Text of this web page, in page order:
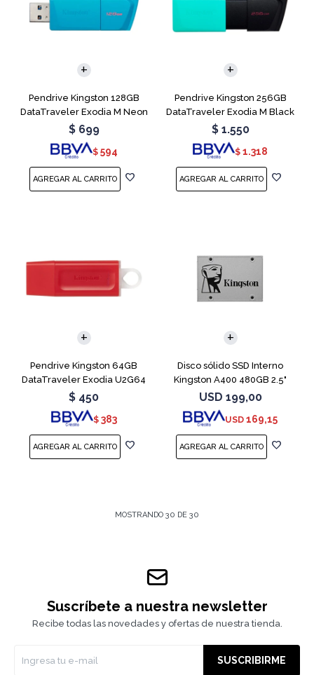
Pendrive Kingston 128GB
DataTraveler Exodia M Neon
Blue
$ 699
$ 594
Pendrive Kingston 256GB
DataTraveler Exodia M Black
Teal
$ 1.550
$ 1.318
Pendrive Kingston 64GB
DataTraveler Exodia U2G64
Red
$ 450
$ 383
Disco sólido SSD Interno
Kingston A400 480GB 2.5"
SATA 3
USD 199,00
USD 169,15
MOSTRANDO 30 DE 30
Suscríbete a nuestra newsletter
Recibe todas las novedades y ofertas de nuestra tienda.
SUSCRIBIRME